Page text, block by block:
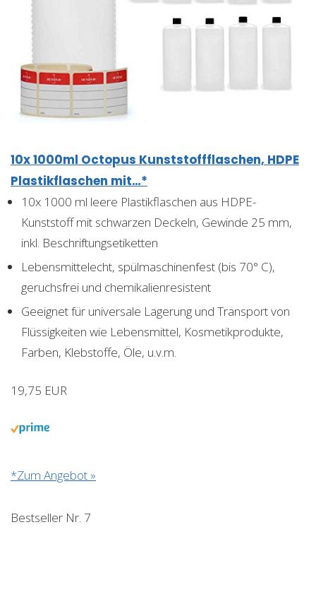
10x 1000ml Octopus Kunststoffflaschen, HDPE
Plastikflaschen mit…*
10x 1000 ml leere Plastikflaschen aus HDPE-
Kunststoff mit schwarzen Deckeln, Gewinde 25 mm,
inkl. Beschriftungsetiketten
Lebensmittelecht, spülmaschinenfest (bis 70° C),
geruchsfrei und chemikalienresistent
Geeignet für universale Lagerung und Transport von
Flüssigkeiten wie Lebensmittel, Kosmetikprodukte,
Farben, Klebstoffe, Öle, u.v.m.
19,75 EUR
*Zum Angebot »
Bestseller Nr. 7